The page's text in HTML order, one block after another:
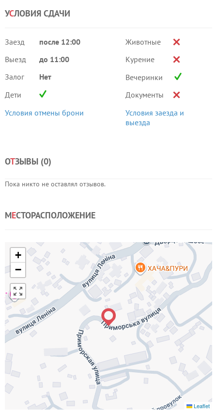
УСЛОВИЯ СДАЧИ
Заезд
после 12:00
Выезд
до 11:00
Залог
Нет
Дети
Условия отмены брони
Животные
Курение
Вечеринки
Документы
Условия заезда и
выезда
ОТЗЫВЫ (0)
Пока никто не оставлял отзывов.
МЕСТОРАСПОЛОЖЕНИЕ
+
−
Leaflet